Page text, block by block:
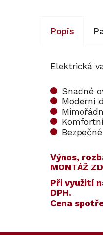
Popis
Elektrická
Snadné
Moderní
Výnos,
MONTÁŽ
​​Při využití
DPH.
Cena